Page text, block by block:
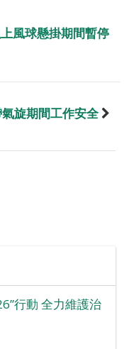
風球懸掛期間暫停
旋期間工作安全
行動 全力維護治